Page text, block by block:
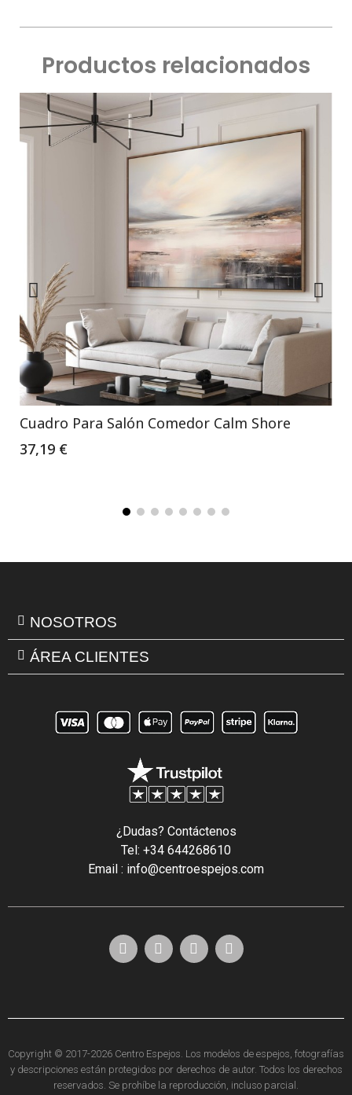
Productos relacionados
Cuadro Para Salón Comedor Calm Shore
37,19 €
NOSOTROS
ÁREA CLIENTES
¿Dudas? Contáctenos
Tel: +34 644268610
Email : info@centroespejos.com
Copyright © 2017-2026 Centro Espejos. Los modelos de espejos, fotografías
y descripciones están protegidos por derechos de autor. Todos los derechos
reservados. Se prohíbe la reproducción, incluso parcial.